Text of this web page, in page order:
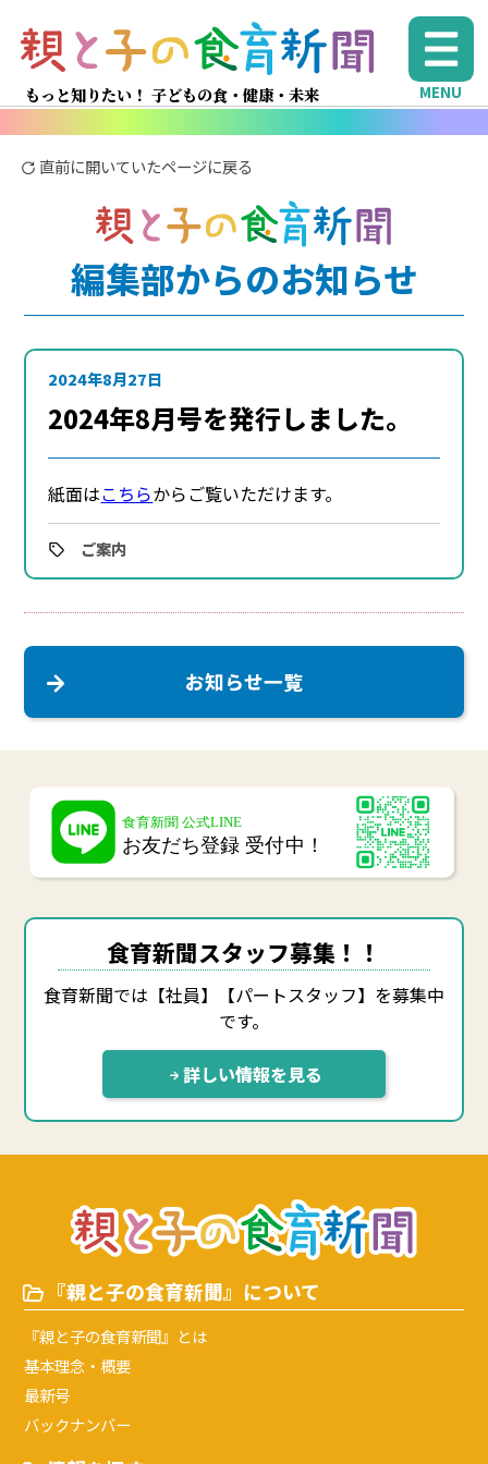
もっと知りたい！ 子どもの食・健康・未来 MENU
直前に開いていたページに戻る
編集部からのお知らせ
2024年8月27日
2024年8月号を発行しました。
紙面はこちらからご覧いただけます。
ご案内
お知らせ一覧
食育新聞スタッフ募集！！
食育新聞では【社員】【パートスタッフ】を募集中
です。
詳しい情報を見る
『親と子の食育新聞』について
『親と子の食育新聞』とは
基本理念・概要
最新号
バックナンバー